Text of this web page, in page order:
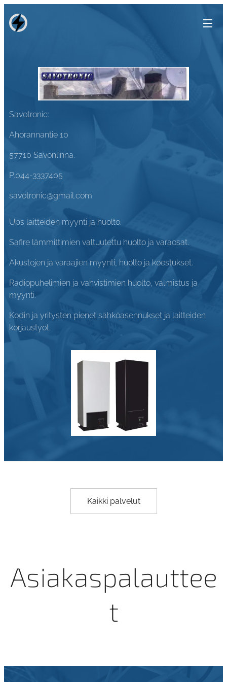
Savotronic:
Ahorannantie 10
57710 Savonlinna.
P.044-3337405
savotronic@gmail.com
Ups laitteiden myynti ja huolto.
Safire lämmittimien valtuutettu huolto ja varaosat.
Akustojen ja varaajien myynti, huolto ja koestukset.
Radiopuhelimien ja vahvistimien huolto, valmistus ja
myynti.
Kodin ja yritysten pienet sähköasennukset ja laitteiden
korjaustyöt.
Kaikki palvelut
Asiakaspalauttee
t